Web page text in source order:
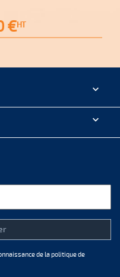
€HT


de lapolitique de